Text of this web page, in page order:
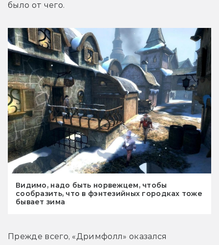
было от чего.
Видимо, надо быть норвежцем, чтобы
сообразить, что в фэнтезийных городках тоже
бывает зима
Прежде всего, «Дримфолл» оказался